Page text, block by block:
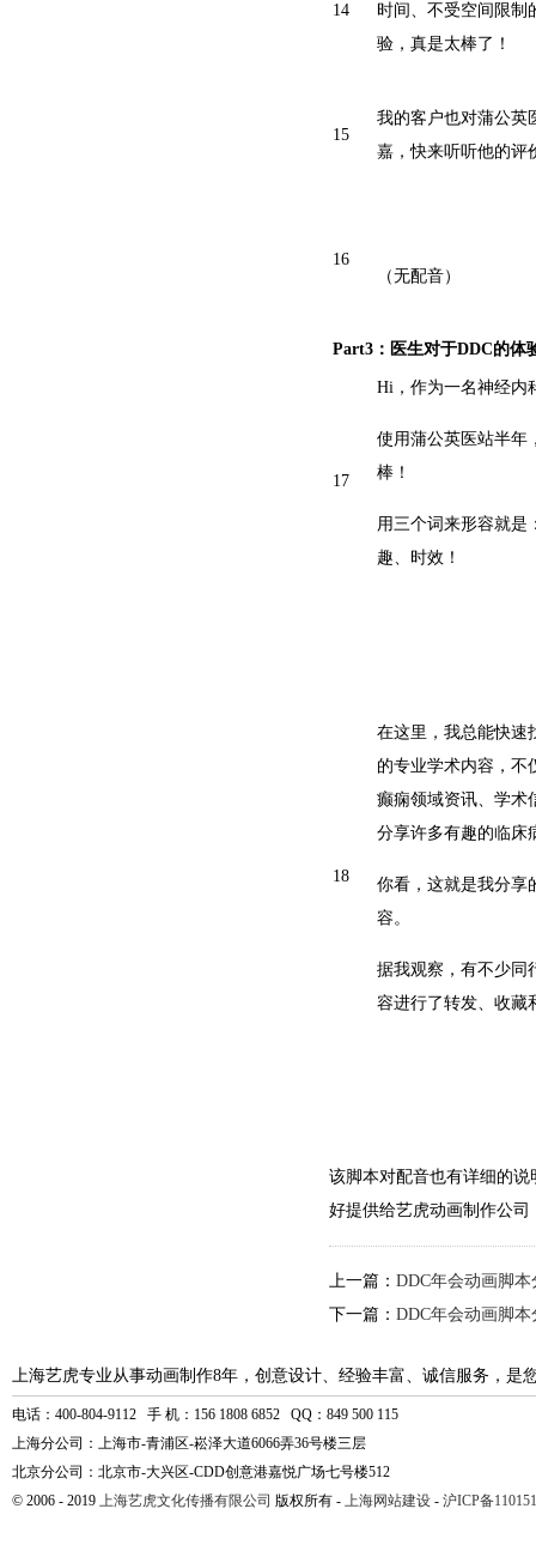
14
时间、不受空间限制
验，真是太棒了！
15
我的客户也对蒲公英
嘉，快来听听他的评
16
（无配音）
Part3 ：医生对于DDC的体
17
Hi，作为一名神经内
使用蒲公英医站半年
棒！
用三个词来形容就是
趣、时效！
18
在这里，我总能快速
的专业学术内容，不
癫痫领域资讯、学术
分享许多有趣的临床
你看，这就是我分享
容。
据我观察，有不少同
容进行了转发、收藏
该脚本对配音也有详细的
好提供给艺虎动画制作公
上一篇： DDC年会动画脚
下一篇： DDC年会动画脚
上海艺虎专业从事动画制作8年，创意设计、经验丰富、诚信服务，是
电话：400-804-9112 手 机：156 1808 6852 QQ：849 500 115
上海分公司：上海市-青浦区-崧泽大道6066弄36号楼三层
北京分公司：北京市-大兴区-CDD创意港嘉悦广场七号楼512
© 2006 - 2019 上海艺虎文化传播有限公司 版权所有 - 上海网站建设 - 沪ICP备